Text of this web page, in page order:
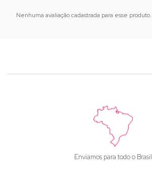
Nenhuma avaliação cadastrada para esse produto.
Enviamos para todo o Brasil